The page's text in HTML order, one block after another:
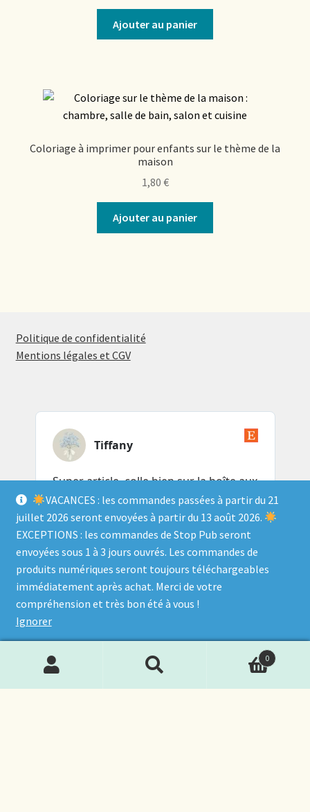
VACANCES : les commandes passées à partir du 21
juillet 2026 seront envoyées à partir du 13 août 2026.
EXCEPTIONS : les commandes de Stop Pub seront
envoyées sous 1 à 3 jours ouvrés. Les commandes de
produits numériques seront toujours téléchargeables
immédiatement après achat. Merci de votre
compréhension et très bon été à vous !
Ignorer
Ajouter au panier
Coloriage à imprimer pour enfants sur le thème de la
maison
1,80 €
Ajouter au panier
Politique de confidentialité
Mentions légales et CGV
Recherche
pour :
Recherche
0